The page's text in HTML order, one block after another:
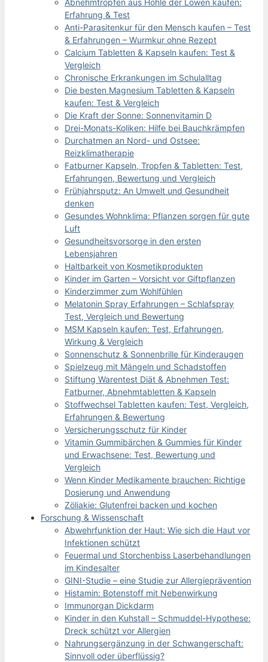
Erfahrung & Test
Anti-Parasitenkur für den Mensch kaufen – Test
& Erfahrungen – Wurmkur ohne Rezept
Calcium Tabletten & Kapseln kaufen: Test &
Vergleich
Chronische Erkrankungen im Schulalltag
Die besten Magnesium Tabletten & Kapseln
kaufen: Test & Vergleich
Die Kraft der Sonne: Sonnenvitamin D
Drei-Monats-Koliken: Hilfe bei Bauchkrämpfen
Durchatmen an Nord- und Ostsee:
Reizklimatherapie
Fatburner Kapseln, Tropfen & Tabletten: Test,
Erfahrungen, Bewertung und Vergleich
Frühjahrsputz: An Umwelt und Gesundheit
denken
Gesundes Wohnklima: Pflanzen sorgen für gute
Luft
Gesundheitsvorsorge in den ersten
Lebensjahren
Haltbarkeit von Kosmetikprodukten
Kinder im Garten – Vorsicht vor Giftpflanzen
Kinderzimmer zum Wohlfühlen
Melatonin Spray Erfahrungen – Schlafspray
Test, Vergleich und Bewertung
MSM Kapseln kaufen: Test, Erfahrungen,
Wirkung & Vergleich
Sonnenschutz & Sonnenbrille für Kinderaugen
Spielzeug mit Mängeln und Schadstoffen
Stiftung Warentest Diät & Abnehmen Test:
Fatburner, Abnehmtabletten & Kapseln
Stoffwechsel Tabletten kaufen: Test, Vergleich,
Erfahrungen & Bewertung
Versicherungsschutz für Kinder
Vitamin Gummibärchen & Gummies für Kinder
und Erwachsene: Test, Bewertung und
Vergleich
Wenn Kinder Medikamente brauchen: Richtige
Dosierung und Anwendung
Zöliakie: Glutenfrei backen und kochen
Forschung & Wissenschaft
Abwehrfunktion der Haut: Wie sich die Haut vor
Infektionen schützt
Feuermal und Storchenbiss Laserbehandlungen
im Kindesalter
GINI-Studie – eine Studie zur Allergieprävention
Histamin: Botenstoff mit Nebenwirkung
Immunorgan Dickdarm
Kinder in den Kuhstall – Schmuddel-Hypothese:
Dreck schützt vor Allergien
Nahrungsergänzung in der Schwangerschaft:
Sinnvoll oder überflüssig?